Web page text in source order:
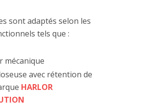
sont adaptés selon les
tels que :
mécanique
avec rétention de
HARLOR